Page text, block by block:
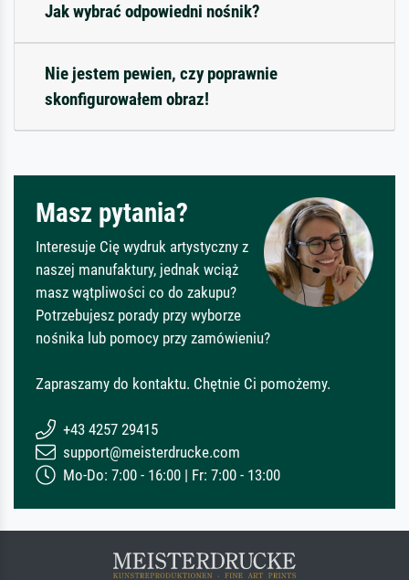
Jak wybrać odpowiedni nośnik?
Nie jestem pewien, czy poprawnie
skonfigurowałem obraz!
Masz pytania?
Interesuje Cię wydruk artystyczny z
naszej manufaktury, jednak wciąż
masz wątpliwości co do zakupu?
Potrzebujesz porady przy wyborze
nośnika lub pomocy przy zamówieniu?
Zapraszamy do kontaktu. Chętnie Ci pomożemy.
+43 4257 29415
support@meisterdrucke.com
Mo-Do: 7:00 - 16:00 | Fr: 7:00 - 13:00